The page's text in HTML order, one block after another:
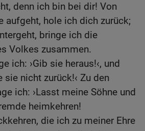
denn ich bin bei dir! Von
aufgeht, hole ich dich zurück;
bringe ich die
Volkes zusammen.
ich: ›Gib sie heraus!‹, und
sie nicht zurück!‹ Zu den
ich: ›Lasst meine Söhne und
heimkehren!
die ich zu meiner Ehre